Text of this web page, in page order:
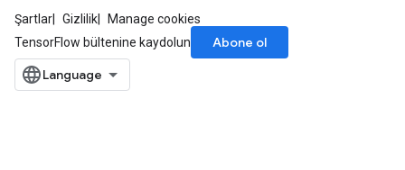
Şartlar Gizlilik
Manage cookies
TensorFlow bültenine kaydolun
Abone ol